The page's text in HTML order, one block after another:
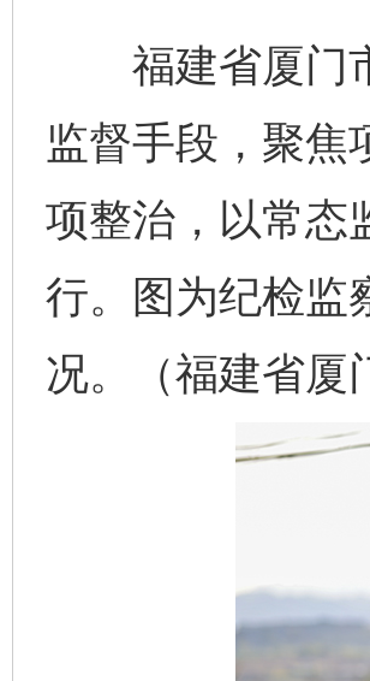
福建省厦门市
监督手段，聚焦
项整治，以常态
行。图为纪检监
况。（福建省厦